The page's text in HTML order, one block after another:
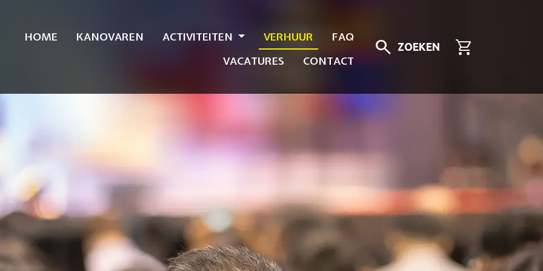
HOME KANOVAREN ACTIVITEITEN VERHUUR
FAQ
VACATURES
CONTACT
search ZOEKEN shopping_cart